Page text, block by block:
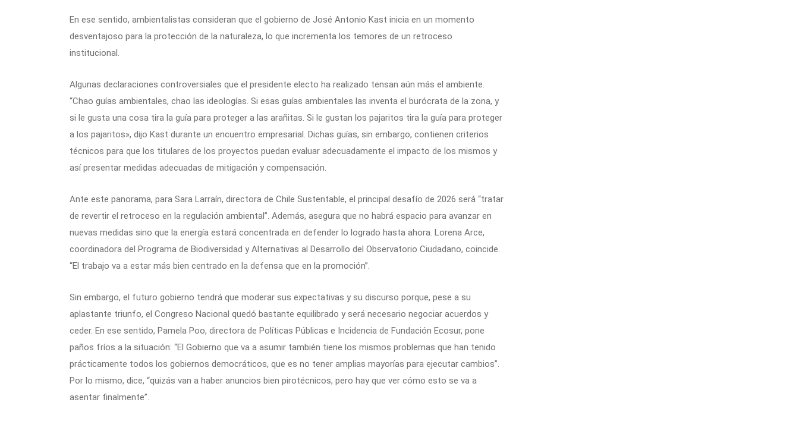
En ese sentido, ambientalistas consideran que el gobierno de José Antonio Kast inicia en un momento
desventajoso para la protección de la naturaleza, lo que incrementa los temores de un retroceso
institucional.
Algunas declaraciones controversiales que el presidente electo ha realizado tensan aún más el ambiente.
“Chao guías ambientales, chao las ideologías. Si esas guías ambientales las inventa el burócrata de la zona, y
si le gusta una cosa tira la guía para proteger a las arañitas. Si le gustan los pajaritos tira la guía para proteger
a los pajaritos», dijo Kast durante un encuentro empresarial. Dichas guías, sin embargo, contienen criterios
técnicos para que los titulares de los proyectos puedan evaluar adecuadamente el impacto de los mismos y
así presentar medidas adecuadas de mitigación y compensación.
Ante este panorama, para Sara Larraín, directora de Chile Sustentable, el principal desafío de 2026 será “tratar
de revertir el retroceso en la regulación ambiental”. Además, asegura que no habrá espacio para avanzar en
nuevas medidas sino que la energía estará concentrada en defender lo logrado hasta ahora. Lorena Arce,
coordinadora del Programa de Biodiversidad y Alternativas al Desarrollo del Observatorio Ciudadano, coincide.
“El trabajo va a estar más bien centrado en la defensa que en la promoción”.
Sin embargo, el futuro gobierno tendrá que moderar sus expectativas y su discurso porque, pese a su
aplastante triunfo, el Congreso Nacional quedó bastante equilibrado y será necesario negociar acuerdos y
ceder. En ese sentido, Pamela Poo, directora de Políticas Públicas e Incidencia de Fundación Ecosur, pone
paños fríos a la situación: “El Gobierno que va a asumir también tiene los mismos problemas que han tenido
prácticamente todos los gobiernos democráticos, que es no tener amplias mayorías para ejecutar cambios”.
Por lo mismo, dice, “quizás van a haber anuncios bien pirotécnicos, pero hay que ver cómo esto se va a
asentar finalmente”.